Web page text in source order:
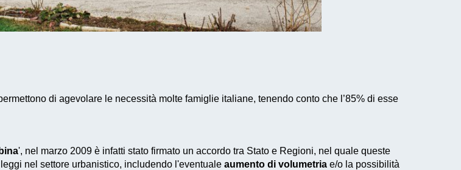
di agevolare le necessità molte famiglie italiane, tenendo conto che l’85% di esse
', nel marzo 2009 è infatti stato firmato un accordo tra Stato e Regioni, nel quale queste
nel settore urbanistico, includendo l'eventuale aumento di volumetria e/o la possibilità